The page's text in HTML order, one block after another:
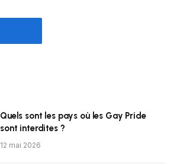
Quels sont les pays où les Gay Pride
sont interdites ?
12 mai 2026